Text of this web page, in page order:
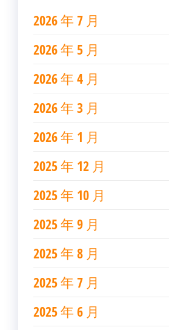
2026 年 7 月
2026 年 5 月
2026 年 4 月
2026 年 3 月
2026 年 1 月
2025 年 12 月
2025 年 10 月
2025 年 9 月
2025 年 8 月
2025 年 7 月
2025 年 6 月